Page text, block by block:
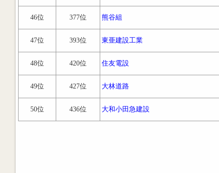
46位 377位 熊谷組
47位 393位 東亜建設工業
48位 420位 住友電設
49位 427位 大林道路
50位 436位 大和小田急建設